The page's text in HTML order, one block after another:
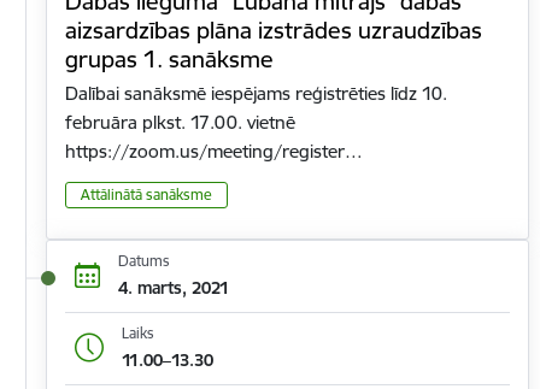
aizsardzības plāna izstrādes uzraudzības
grupas 1. sanāksme
Dalībai sanāksmē iespējams reģistrēties līdz 10.
februāra plkst. 17.00. vietnē
https://zoom.us/meeting/register…
Attālinātā sanāksme
Datums
4. marts, 2021
Laiks
11.00–13.30